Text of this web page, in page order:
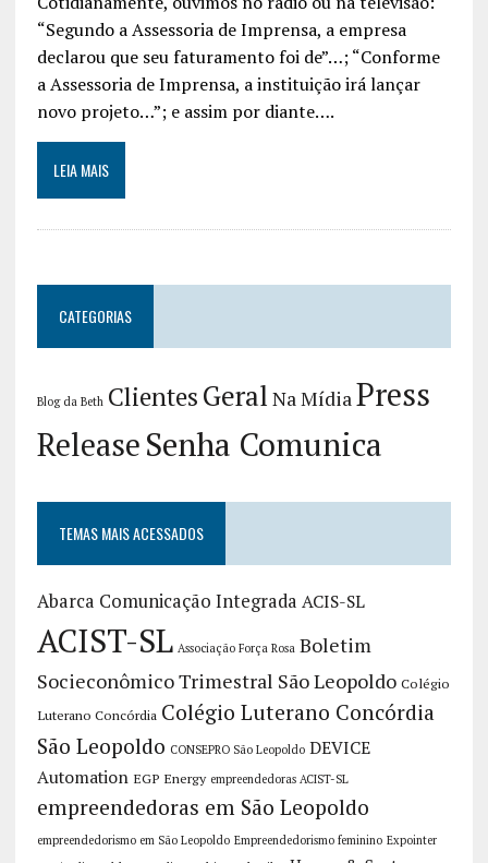
“Segundo a Assessoria de Imprensa, a empresa
declarou que seu faturamento foi de”…; “Conforme
a Assessoria de Imprensa, a instituição irá lançar
novo projeto…”; e assim por diante….
LEIA MAIS
CATEGORIAS
Blog da Beth ClientesGeral Na MídiaPress
ReleaseSenha Comunica
TEMAS MAIS ACESSADOS
Abarca Comunicação Integrada ACIS-SL
ACIST-SL Associação Força Rosa Boletim
Socieconômico Trimestral São Leopoldo Colégio
Luterano Concórdia Colégio Luterano Concórdia
São Leopoldo CONSEPRO São Leopoldo DEVICE
Automation EGP Energy empreendedoras ACIST-SL
empreendedoras em São Leopoldo
empreendedorismo em São Leopoldo Empreendedorismo feminino Expointer